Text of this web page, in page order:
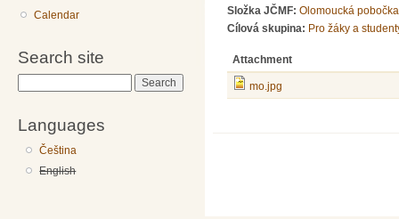
Calendar
Search site
Languages
Čeština
English
Složka JČMF: Olomoucká pobočka
Cílová skupina: Pro žáky a
Attachment
mo.jpg